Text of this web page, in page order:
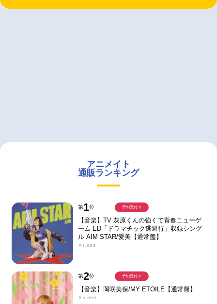
アニメイト
通販ランキング
第1位
【音楽】TV 灰原くんの強くて青春ニューゲ
ーム ED「ドラマチック逃避行」収録シング
ル AIM STAR/愛美【通常盤】
￥1,999
予約受付中
第2位
【音楽】岡咲美保/MY ETOILE【通常盤】
￥2,999
予約受付中